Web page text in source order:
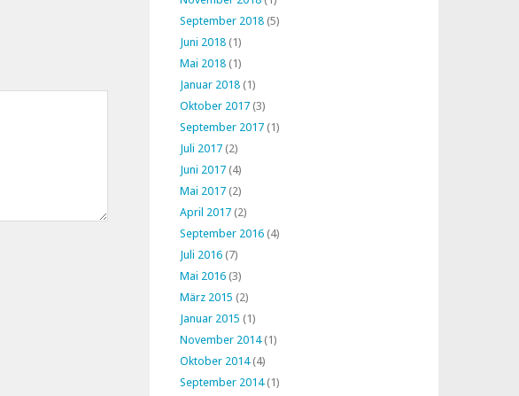
September 2018 (5)
Juni 2018 (1)
Mai 2018 (1)
Januar 2018 (1)
Oktober 2017 (3)
September 2017 (1)
Juli 2017 (2)
Juni 2017 (4)
Mai 2017 (2)
April 2017 (2)
September 2016 (4)
Juli 2016 (7)
Mai 2016 (3)
März 2015 (2)
Januar 2015 (1)
November 2014(1)
Oktober 2014(4)
September 2014(1)